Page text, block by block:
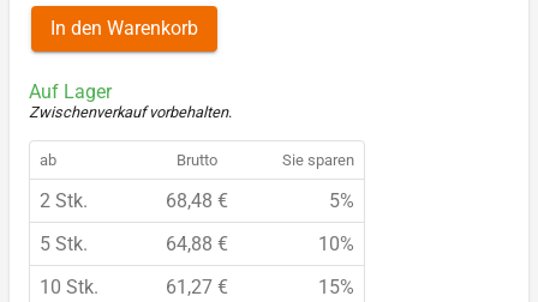
In den Warenkorb
Auf Lager
Zwischenverkauf vorbehalten.
ab Brutto Sie sparen
2 Stk. 68,48 €
5%
5 Stk.
64,88 €
10%
10 Stk.
61,27 €
15%